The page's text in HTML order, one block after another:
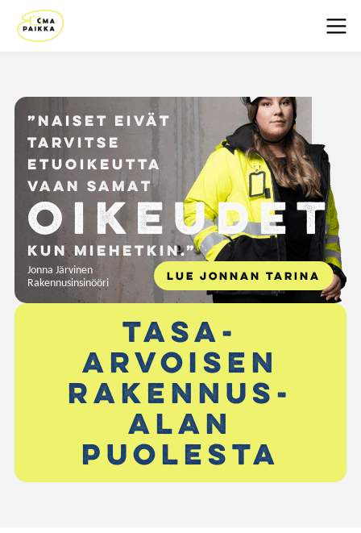
”Naiset eivät
tarvitse
etuoikeutta
vaan samat
oikeudet
kun miehetkin.”
Jonna Järvinen
Rakennusinsinööri
LUE JONNAN TARINA
Tasa-
arvoisen
rakennus-
alan
puolesta